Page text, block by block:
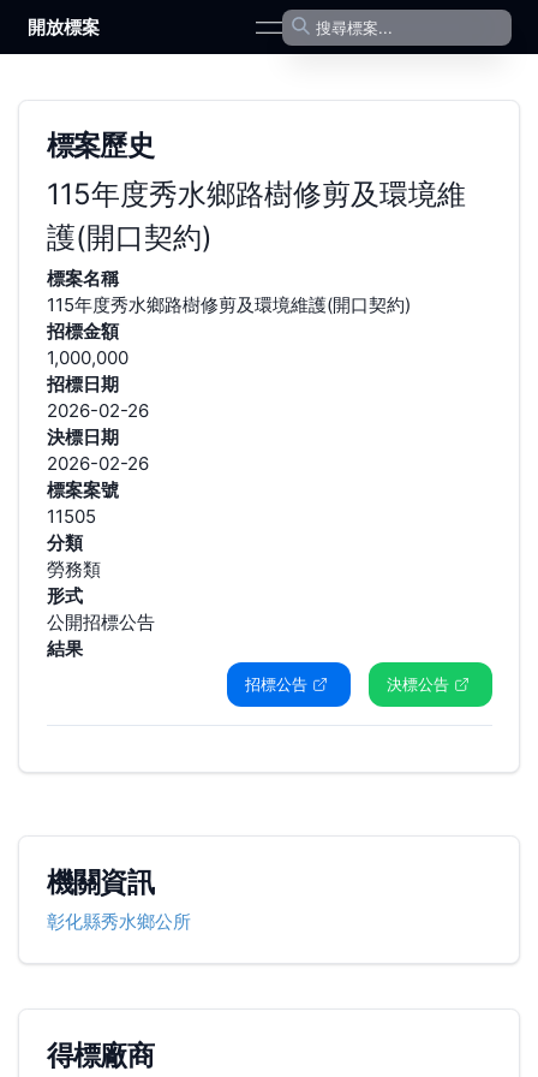
開放標案 open navigation menu
標案歷史
115年度秀水鄉路樹修剪及環境維
護(開口契約)
標案名稱
115年度秀水鄉路樹修剪及環境維護(開口契約)
招標金額
1,000,000
招標日期
2026-02-26
決標日期
2026-02-26
標案案號
11505
分類
勞務類
形式
公開招標公告
結果
招標公告 決標公告
機關資訊
彰化縣秀水鄉公所
得標廠商